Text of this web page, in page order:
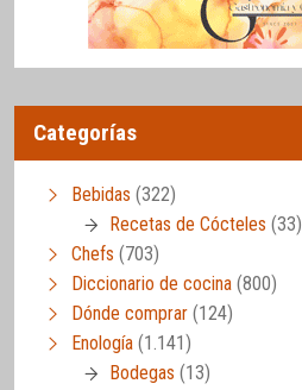
Categorías
Bebidas (322)
Recetas de Cócteles (33)
Chefs (703)
Diccionario de cocina (800)
Dónde comprar (124)
Enología (1.141)
Bodegas (13)